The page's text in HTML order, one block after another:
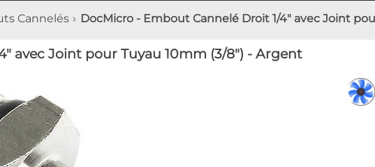
Cannelés DocMicro - Embout Cannelé Droit 1/4" avec Joint
avec Joint pour Tuyau 10mm (3/8") - Argent